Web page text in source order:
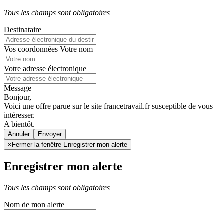
Tous les champs sont obligatoires
Destinataire
Vos coordonnées Votre nom
Votre adresse électronique
Message
Bonjour,
Voici une offre parue sur le site francetravail.fr susceptible de vous
intéresser.
A bientôt.
Annuler
× Fermer la fenêtre Enregistrer mon alerte
Enregistrer mon alerte
Tous les champs sont obligatoires
Nom de mon alerte